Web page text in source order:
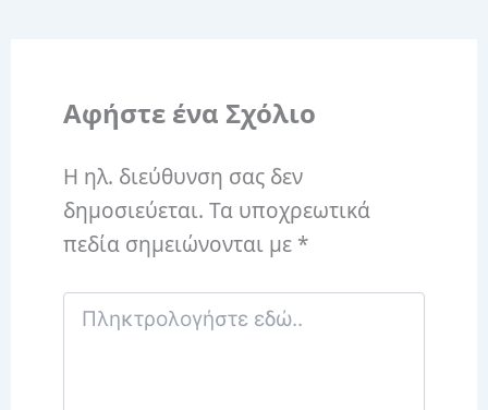
Αφήστε ένα Σχόλιο
Η ηλ. διεύθυνση σας δεν
δημοσιεύεται. Τα υποχρεωτικά
πεδία σημειώνονται με *
Πληκτρολογήστε
εδώ..